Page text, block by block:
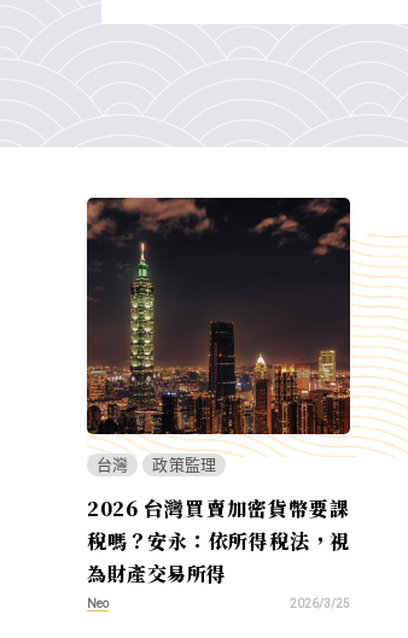
台灣 政策監理
2026 台灣買賣加密貨幣要課
稅嗎？安永：依所得稅法，視
為財產交易所得
Neo 2026/3/25